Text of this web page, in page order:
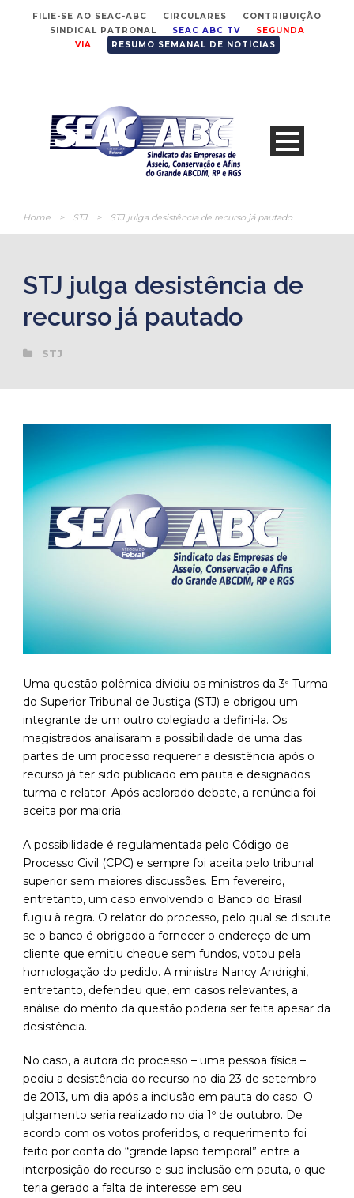
FILIE-SE AO SEAC-ABC CIRCULARES
CONTRIBUIÇÃO
SINDICAL PATRONAL
SEAC ABC TV
SEGUNDA
VIA
RESUMO SEMANAL DE NOTÍCIAS
Home > STJ > STJ julga desistência de recurso já pautado
STJ julga desistência de
recurso já pautado
STJ
Uma questão polêmica dividiu os ministros da 3ª Turma
do Superior Tribunal de Justiça (STJ) e obrigou um
integrante de um outro colegiado a defini-la. Os
magistrados analisaram a possibilidade de uma das
partes de um processo requerer a desistência após o
recurso já ter sido publicado em pauta e designados
turma e relator. Após acalorado debate, a renúncia foi
aceita por maioria.
A possibilidade é regulamentada pelo Código de
Processo Civil (CPC) e sempre foi aceita pelo tribunal
superior sem maiores discussões. Em fevereiro,
entretanto, um caso envolvendo o Banco do Brasil
fugiu à regra. O relator do processo, pelo qual se discute
se o banco é obrigado a fornecer o endereço de um
cliente que emitiu cheque sem fundos, votou pela
homologação do pedido. A ministra Nancy Andrighi,
entretanto, defendeu que, em casos relevantes, a
análise do mérito da questão poderia ser feita apesar da
desistência.
No caso, a autora do processo – uma pessoa física –
pediu a desistência do recurso no dia 23 de setembro
de 2013, um dia após a inclusão em pauta do caso. O
julgamento seria realizado no dia 1º de outubro. De
acordo com os votos proferidos, o requerimento foi
feito por conta do “grande lapso temporal” entre a
interposição do recurso e sua inclusão em pauta, o que
teria gerado a falta de interesse em seu